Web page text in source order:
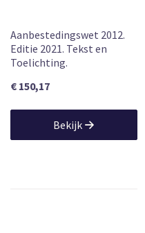
Aanbestedingswet 2012.
Editie 2021. Tekst en
Toelichting.
€ 150,17
Bekijk